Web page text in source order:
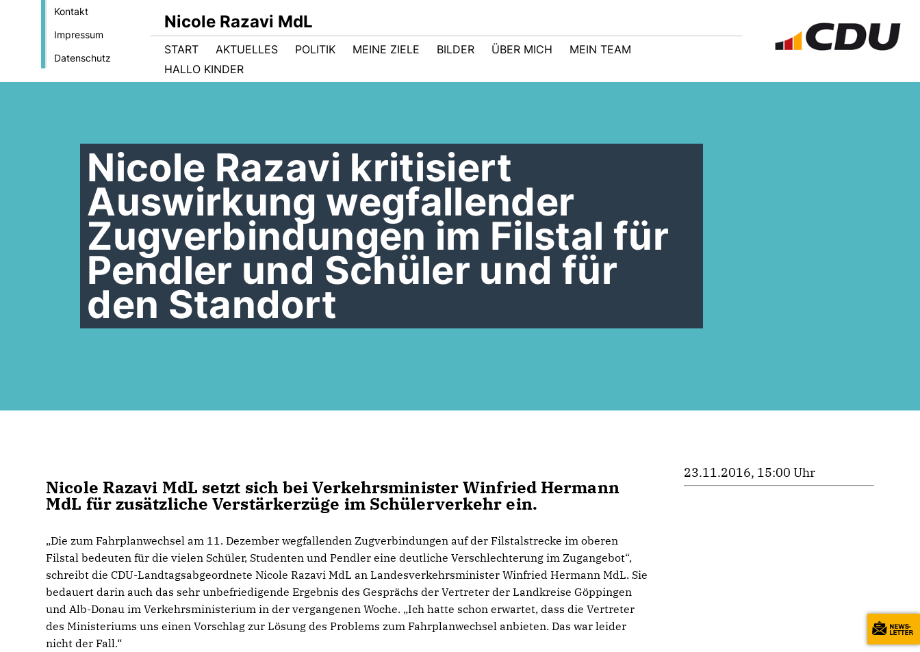
Kontakt
Impressum
Datenschutz
Nicole Razavi MdL
START AKTUELLES POLITIK MEINE ZIELE BILDER ÜBER MICH
MEIN TEAM
HALLO KINDER
Nicole Razavi kritisiert
Auswirkung wegfallender
Zugverbindungen im Filstal für
Pendler und Schüler und für
den Standort
Nicole Razavi MdL setzt sich bei Verkehrsminister Winfried Hermann
MdL für zusätzliche Verstärkerzüge im Schülerverkehr ein.
Die zum Fahrplanwechsel am 11. Dezember wegfallenden Zugverbindungen auf der Filstalstrecke im oberen
Filstal bedeuten für die vielen Schüler, Studenten und Pendler eine deutliche Verschlechterung im Zugangebot“,
schreibt die CDU-Landtagsabgeordnete Nicole Razavi MdL an Landesverkehrsminister Winfried Hermann MdL. Sie
bedauert darin auch das sehr unbefriedigende Ergebnis des Gesprächs der Vertreter der Landkreise Göppingen
und Alb-Donau im Verkehrsministerium in der vergangenen Woche. „Ich hatte schon erwartet, dass die Vertreter
des Ministeriums uns einen Vorschlag zur Lösung des Problems zum Fahrplanwechsel anbieten. Das war leider
nicht der Fall.“
23.11.2016, 15:00 Uhr